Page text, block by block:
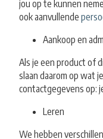
jou op te kunnen
ook aanvullende
Aankoop en
Als je een product of
slaan daarom op wat
contactgegevens op:
Leren
We hebben